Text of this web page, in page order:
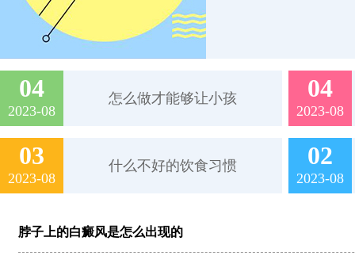
04
2023-08
怎么做才能够让小孩 04
2023-08
03
2023-08
什么不好的饮食习惯 02
2023-08
脖子上的白癜风是怎么出现的